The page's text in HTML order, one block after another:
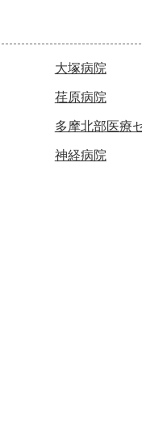
大塚病院
荏原病院
多摩北部医療
神経病院